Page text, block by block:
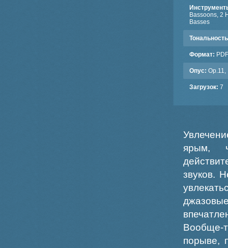
Bassoons, 2
Basses
Формат: PDF
Опус: Op.11,
Загрузок: 7
ярым,
звуков.
порыве,